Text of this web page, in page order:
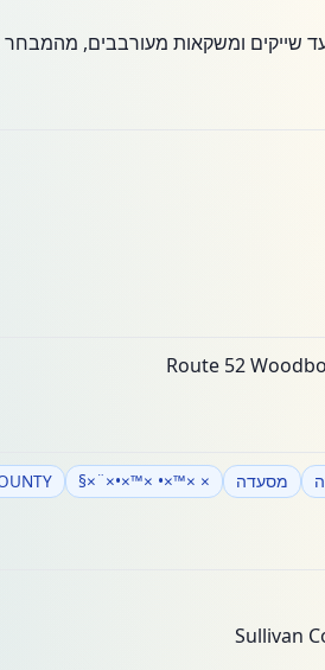
ומשקאות מעורבבים, מהמבחר
מסעדה × ×™×• ×™×•×¨×§